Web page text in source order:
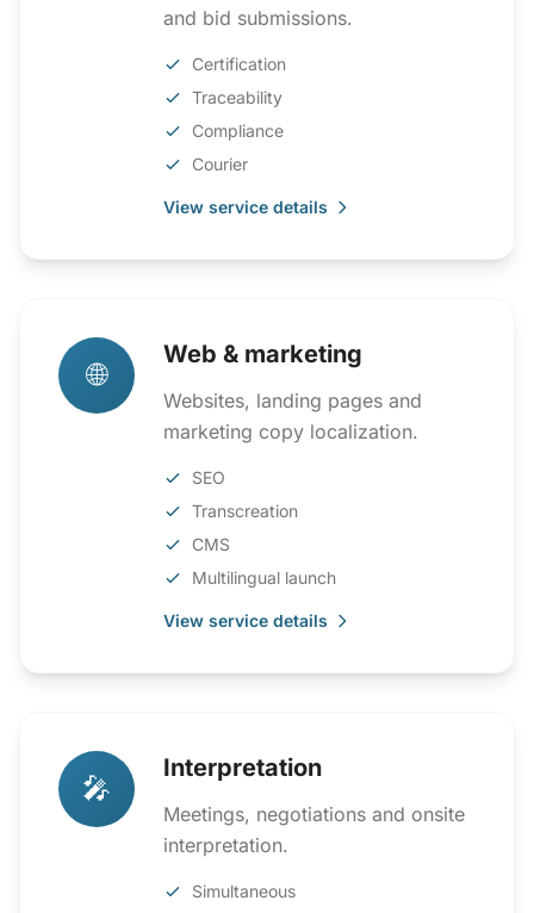
and bid submissions.
Certification
Traceability
Compliance
Courier
View service details
🌐
Web & marketing
Websites, landing pages and
marketing copy localization.
SEO
Transcreation
CMS
Multilingual launch
View service details
🎤
Interpretation
Meetings, negotiations and onsite
interpretation.
Simultaneous